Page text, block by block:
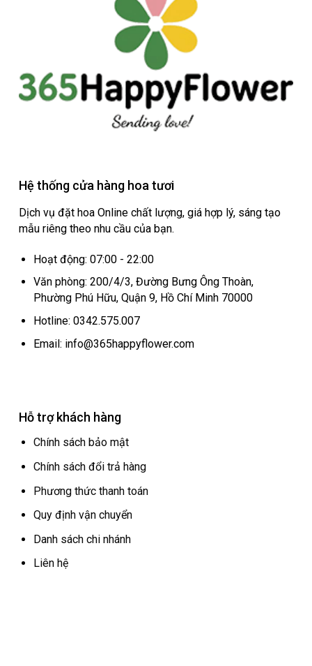
Hệ thống cửa hàng hoa tươi
Dịch vụ đặt hoa Online chất lượng, giá hợp lý, sáng tạo
mẫu riêng theo nhu cầu của bạn.
Hoạt động: 07:00 - 22:00
Văn phòng: 200/4/3, Đường Bưng Ông Thoàn,
Phường Phú Hữu, Quận 9, Hồ Chí Minh 70000
Hotline: 0342.575.007
Email: info@365happyflower.com
Hỗ trợ khách hàng
Chính sách bảo mật
Chính sách đổi trả hàng
Phương thức thanh toán
Quy định vận chuyển
Danh sách chi nhánh
Liên hệ